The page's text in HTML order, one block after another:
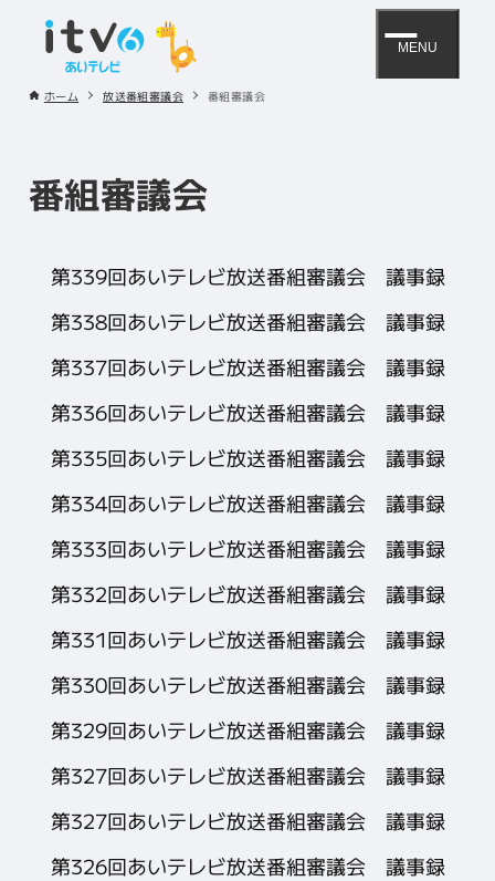
MENU
ホーム 放送番組審議会 番組審議会
番組審議会
第339回あいテレビ放送番組審議会 議事録
第338回あいテレビ放送番組審議会 議事録
第337回あいテレビ放送番組審議会 議事録
第336回あいテレビ放送番組審議会 議事録
第335回あいテレビ放送番組審議会 議事録
第334回あいテレビ放送番組審議会 議事録
第333回あいテレビ放送番組審議会 議事録
第332回あいテレビ放送番組審議会 議事録
第331回あいテレビ放送番組審議会 議事録
第330回あいテレビ放送番組審議会 議事録
第329回あいテレビ放送番組審議会 議事録
第327回あいテレビ放送番組審議会 議事録
第327回あいテレビ放送番組審議会 議事録
第326回あいテレビ放送番組審議会 議事録